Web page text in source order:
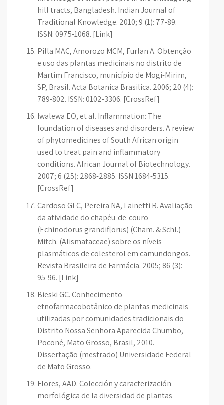
hill tracts, Bangladesh. Indian Journal of
Traditional Knowledge. 2010; 9 (1): 77-89.
ISSN: 0975-1068. [Link]
Pilla MAC, Amorozo MCM, Furlan A. Obtenção
e uso das plantas medicinais no distrito de
Martim Francisco, município de Mogi-Mirim,
SP, Brasil. Acta Botanica Brasilica. 2006; 20 (4):
789-802. ISSN: 0102-3306. [CrossRef]
Iwalewa EO, et al. Inflammation: The
foundation of diseases and disorders. A review
of phytomedicines of South African origin
used to treat pain and inflammatory
conditions. African Journal of Biotechnology.
2007; 6 (25): 2868-2885. ISSN 1684-5315.
[CrossRef]
Cardoso GLC, Pereira NA, Lainetti R. Avaliação
da atividade do chapéu-de-couro
(Echinodorus grandiflorus) (Cham. & Schl.)
Mitch. (Alismataceae) sobre os níveis
plasmáticos de colesterol em camundongos.
Revista Brasileira de Farmácia. 2005; 86 (3):
95-96. [Link]
Bieski GC. Conhecimento
etnofarmacobotânico de plantas medicinais
utilizadas por comunidades tradicionais do
Distrito Nossa Senhora Aparecida Chumbo,
Poconé, Mato Grosso, Brasil, 2010.
Dissertação (mestrado) Universidade Federal
de Mato Grosso.
Flores, AAD. Colección y caracterización
morfológica de la diversidad de plantas